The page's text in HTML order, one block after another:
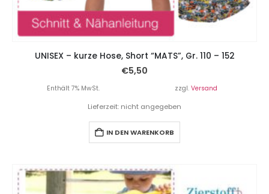
UNISEX – kurze Hose, Short “MATS”, Gr. 110 – 152
€5,50
Enthält 7% MwSt. zzgl. Versand
Lieferzeit: nicht angegeben
IN DEN WARENKORB